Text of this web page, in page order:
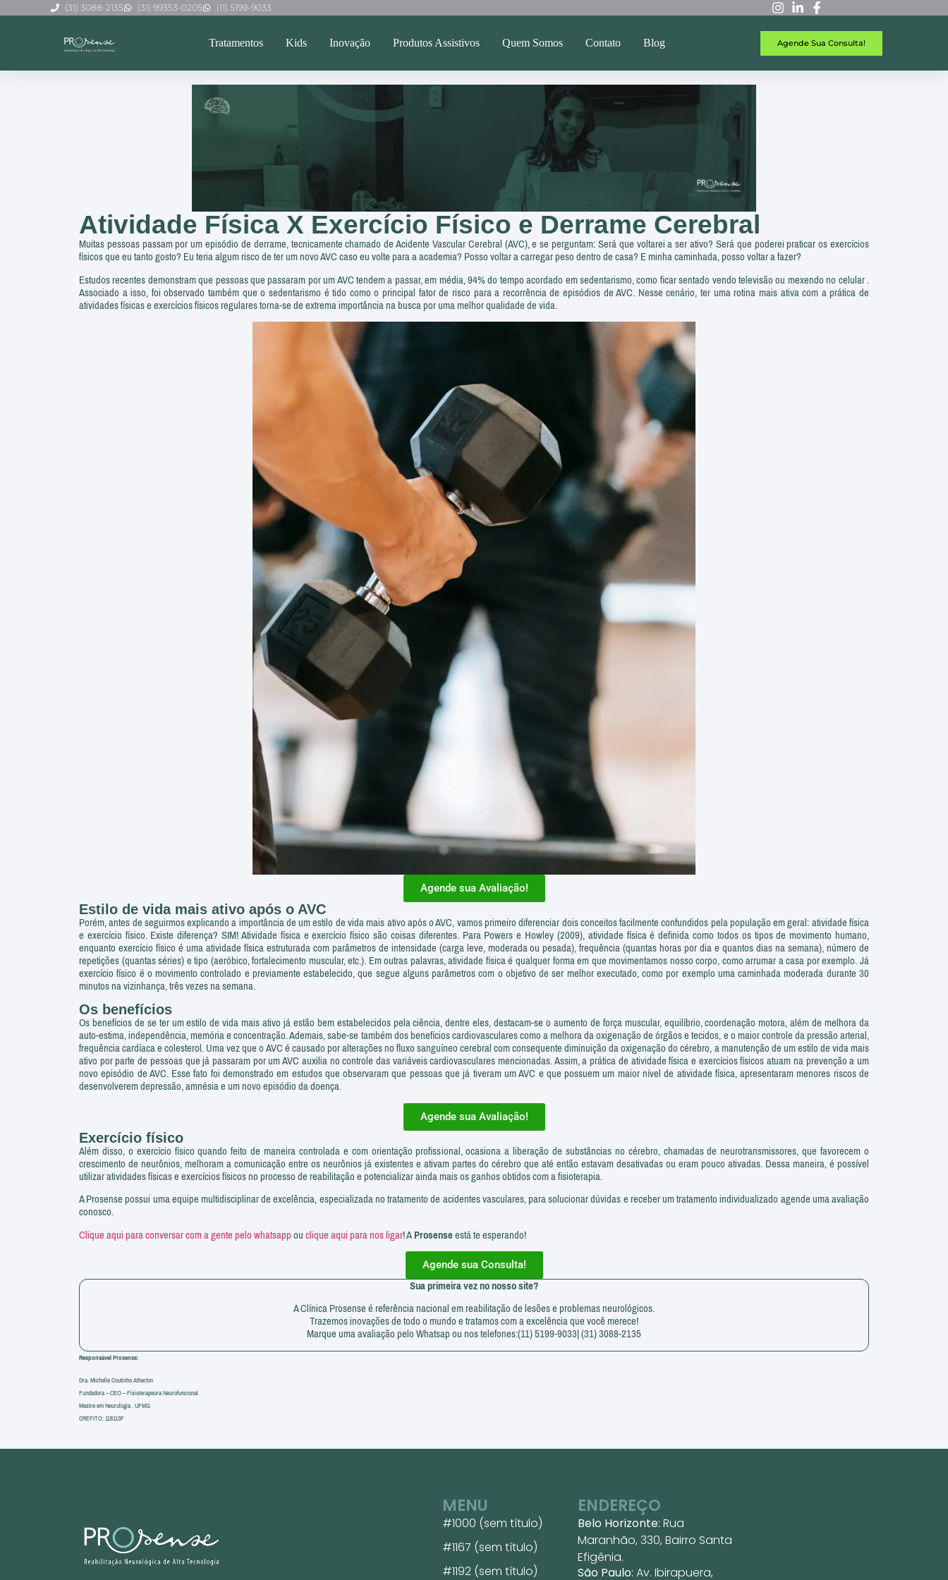
(31) 3088-2135 (31) 99353-0205 (11) 5199-9033
Tratamentos Kids Inovação Produtos Assistivos Quem Somos Contato Blog Agende Sua Consulta!
Atividade Física X Exercício Físico e Derrame Cerebral
Muitas pessoas passam por um episódio de derrame, tecnicamente chamado de Acidente Vascular Cerebral (AVC), e se perguntam: Será que voltarei a ser ativo? Será que poderei praticar os exercícios
físicos que eu tanto gosto? Eu teria algum risco de ter um novo AVC caso eu volte para a academia? Posso voltar a carregar peso dentro de casa? E minha caminhada, posso voltar a fazer?
Estudos recentes demonstram que pessoas que passaram por um AVC tendem a passar, em média, 94% do tempo acordado em sedentarismo, como ficar sentado vendo televisão ou mexendo no celular .
Associado a isso, foi observado também que o sedentarismo é tido como o principal fator de risco para a recorrência de episódios de AVC. Nesse cenário, ter uma rotina mais ativa com a prática de
atividades físicas e exercícios físicos regulares torna-se de extrema importância na busca por uma melhor qualidade de vida.
Agende sua Avaliação!
Estilo de vida mais ativo após o AVC
Porém, antes de seguirmos explicando a importância de um estilo de vida mais ativo após o AVC, vamos primeiro diferenciar dois conceitos facilmente confundidos pela população em geral: atividade física
e exercício físico. Existe diferença? SIM! Atividade física e exercício físico são coisas diferentes. Para Powers e Howley (2009), atividade física é definida como todos os tipos de movimento humano,
enquanto exercício físico é uma atividade física estruturada com parâmetros de intensidade (carga leve, moderada ou pesada), frequência (quantas horas por dia e quantos dias na semana), número de
repetições (quantas séries) e tipo (aeróbico, fortalecimento muscular, etc.). Em outras palavras, atividade física é qualquer forma em que movimentamos nosso corpo, como arrumar a casa por exemplo. Já
exercício físico é o movimento controlado e previamente estabelecido, que segue alguns parâmetros com o objetivo de ser melhor executado, como por exemplo uma caminhada moderada durante 30
minutos na vizinhança, três vezes na semana.
Os benefícios
Os benefícios de se ter um estilo de vida mais ativo já estão bem estabelecidos pela ciência, dentre eles, destacam-se o aumento de força muscular, equilíbrio, coordenação motora, além de melhora da
auto-estima, independência, memória e concentração. Ademais, sabe-se também dos benefícios cardiovasculares como a melhora da oxigenação de órgãos e tecidos, e o maior controle da pressão arterial,
frequência cardíaca e colesterol. Uma vez que o AVC é causado por alterações no fluxo sanguíneo cerebral com consequente diminuição da oxigenação do cérebro, a manutenção de um estilo de vida mais
ativo por parte de pessoas que já passaram por um AVC auxilia no controle das variáveis cardiovasculares mencionadas. Assim, a prática de atividade física e exercícios físicos atuam na prevenção a um
novo episódio de AVC. Esse fato foi demonstrado em estudos que observaram que pessoas que já tiveram um AVC e que possuem um maior nível de atividade física, apresentaram menores riscos de
desenvolverem depressão, amnésia e um novo episódio da doença.
Agende sua Avaliação!
Exercício físico
Além disso, o exercício físico quando feito de maneira controlada e com orientação profissional, ocasiona a liberação de substâncias no cérebro, chamadas de neurotransmissores, que favorecem o
crescimento de neurônios, melhoram a comunicação entre os neurônios já existentes e ativam partes do cérebro que até então estavam desativadas ou eram pouco ativadas. Dessa maneira, é possível
utilizar atividades físicas e exercícios físicos no processo de reabilitação e potencializar ainda mais os ganhos obtidos com a fisioterapia.
A Prosense possui uma equipe multidisciplinar de excelência, especializada no tratamento de acidentes vasculares, para solucionar dúvidas e receber um tratamento individualizado agende uma avaliação
conosco.
Clique aqui para conversar com a gente pelo whatsappouclique aqui para nos ligar! AProsenseestá te esperando!
Agende sua Consulta!
Sua primeira vez no nosso site?
A Clínica Prosense é referência nacional em reabilitação de lesões e problemas neurológicos.
Trazemos inovações de todo o mundo e tratamos com a excelência que você merece!
Marque uma avaliação pelo Whatsap ou nos telefones:(11) 5199-9033| (31) 3088-2135
Responsável Prosense:
Dra. Michelle Coutinho Atherton
Fundadora – CEO – Fisioterapeura Neurofuncional
Mestre em Neurologia . UFMG
CREFITO: 118113F
MENU
#1000 (sem título)
#1167 (sem título)
#1192 (sem título)
ENDEREÇO
Belo Horizonte: Rua
Maranhão, 330, Bairro Santa
Efigênia.
São Paulo: Av. Ibirapuera,